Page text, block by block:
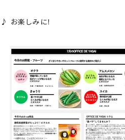
お楽しみに！